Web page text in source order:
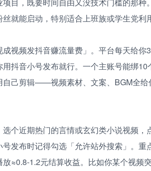
就能启动，特别适合上班族或学生党
视频发抖音赚流量费」。平台每天给你
用抖音小号发布就行。一个主账号能绑
自己剪辑——视频素材、文案、BGM全给
个近期热门的言情或玄幻类小说视频，
发布时记得勾选「允许站外搜索」。重
≈0.8-1.2元结算收益。比如你某个视频